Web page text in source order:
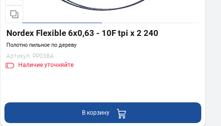
Nordex Flexible 6х0,63 - 10F tpi x 2 240
Полотно пильное по дереву
Артикул: PP038A
Наличие уточняйте
В корзину